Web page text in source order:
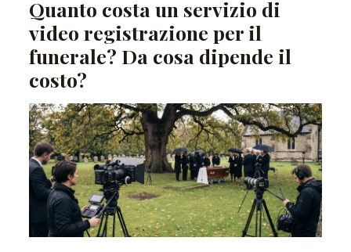
Quanto costa un servizio di
video registrazione per il
funerale? Da cosa dipende il
costo?